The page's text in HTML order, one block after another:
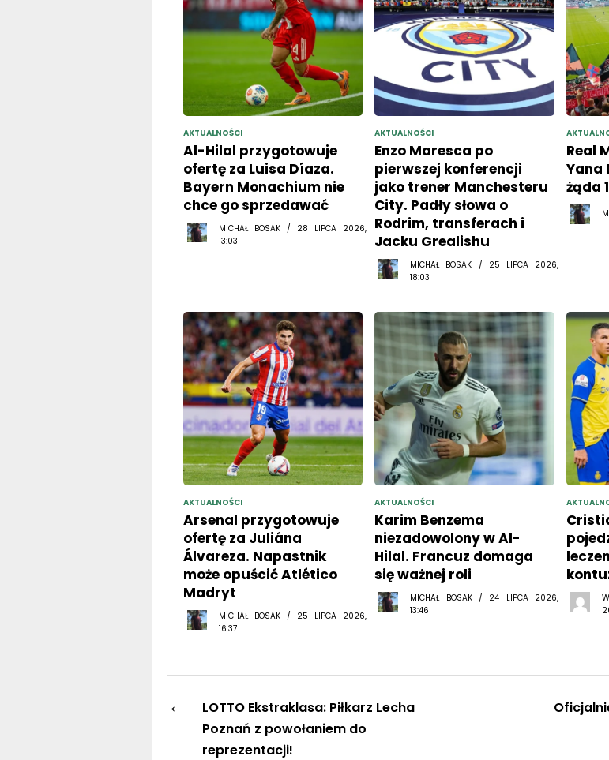
AKTUALNOŚCI
Al-Hilal przygotowuje
ofertę za Luisa Díaza.
Bayern Monachium nie
chce go sprzedawać
MICHAŁ BOSAK / 28 LIPCA 2026,
13:03
AKTUALNOŚCI
Enzo Maresca po
pierwszej konferencji
jako trener Manchesteru
City. Padły słowa o
Rodrim, transferach i
Jacku Grealishu
MICHAŁ BOSAK / 25 LIPCA 2026,
18:03
Real
Yana
żąda
AKTUALNOŚCI
Arsenal przygotowuje
ofertę za Juliána
Álvareza. Napastnik
może opuścić Atlético
Madryt
MICHAŁ BOSAK / 25 LIPCA 2026,
16:37
AKTUALNOŚCI
Karim Benzema
niezadowolony w Al-
Hilal. Francuz domaga
się ważnej roli
MICHAŁ BOSAK / 24 LIPCA 2026,
13:46
←
LOTTO Ekstraklasa: Piłkarz Lecha
Poznań z powołaniem do
reprezentacji!